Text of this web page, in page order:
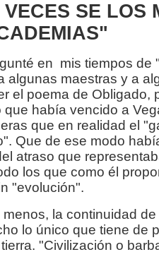
SE LOS
en mis tiempos de
algunas maestras y a
el poema de Obligado,
había vencido a
que en realidad el
Que de ese modo
atraso que
los que como él
"evolución".
la continuidad
lo único que tiene de
"Civilización o